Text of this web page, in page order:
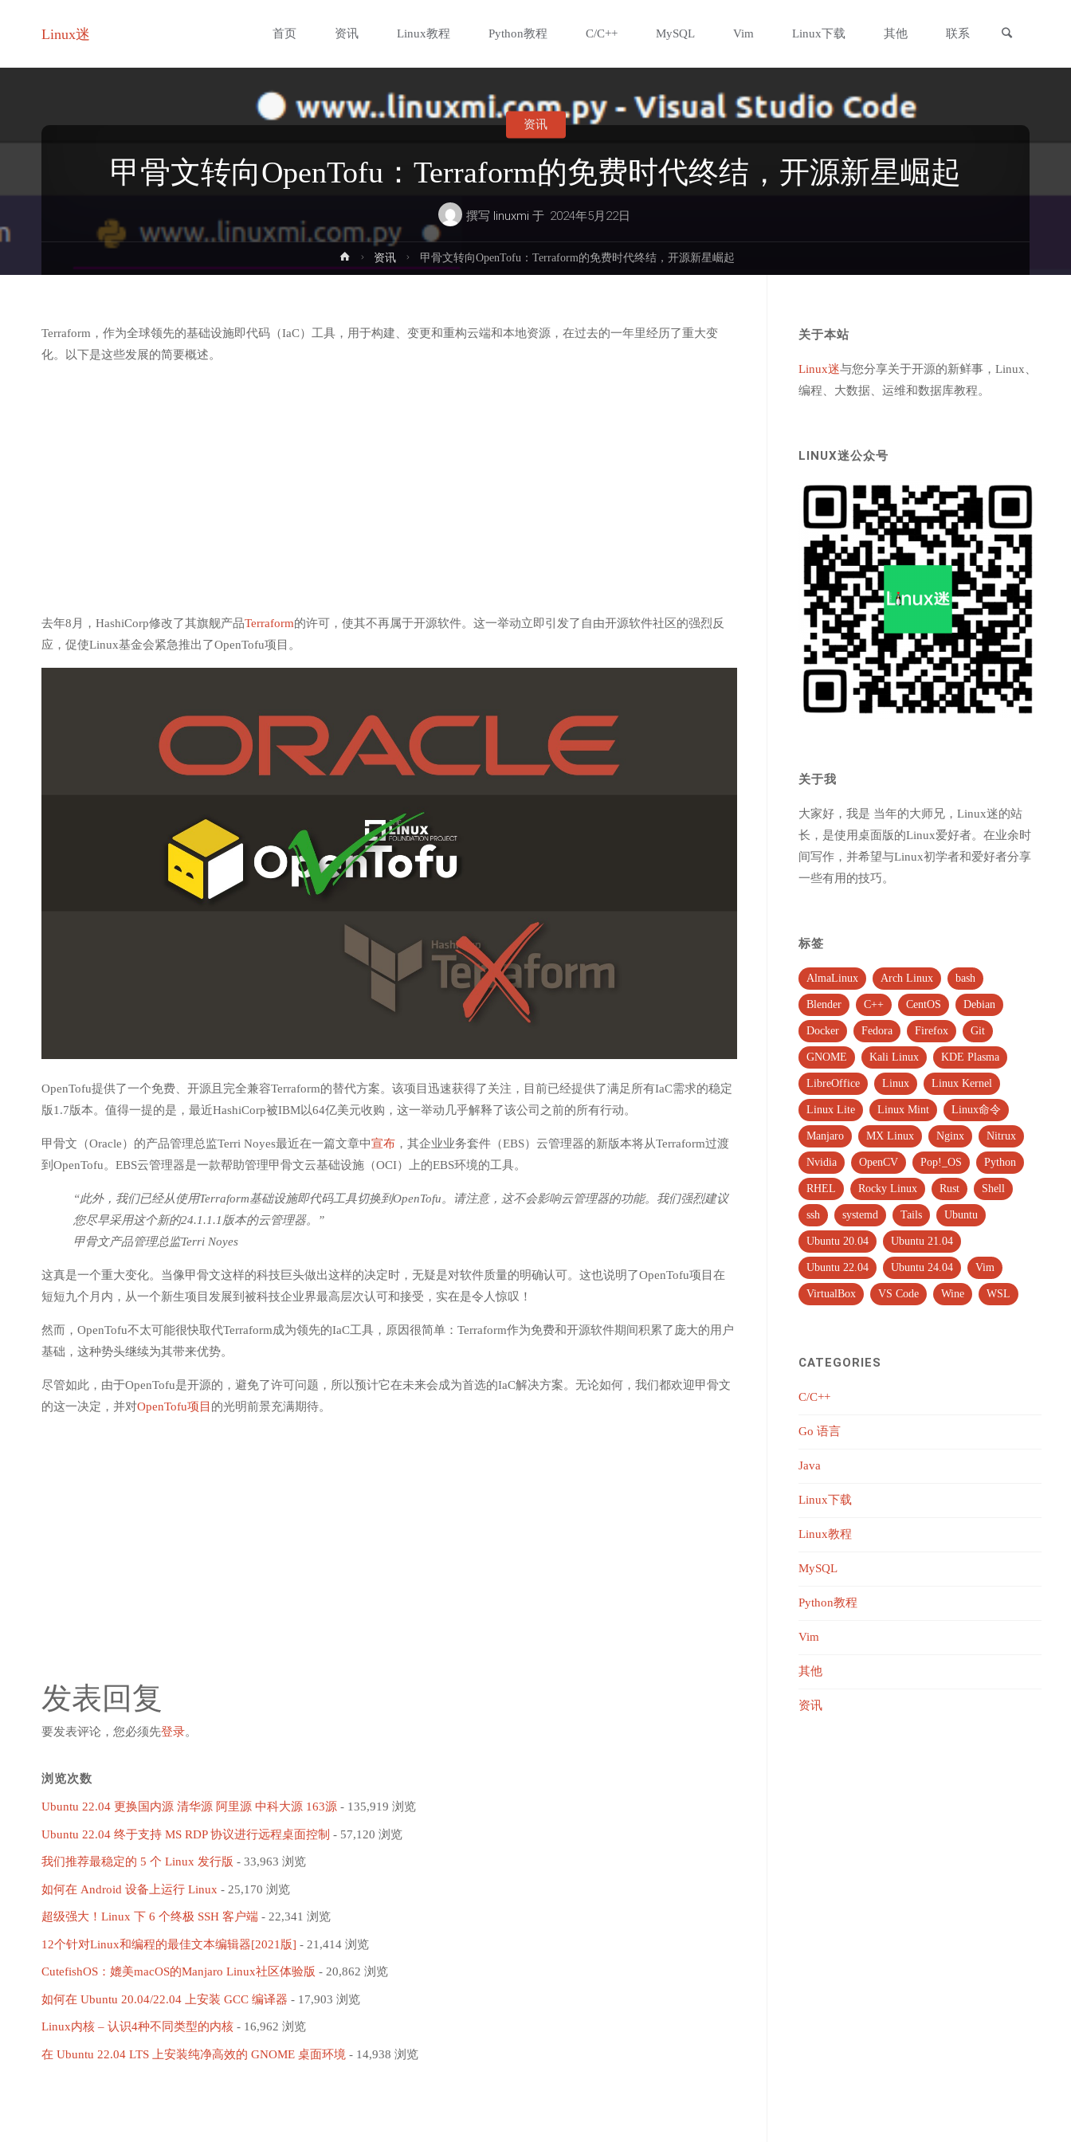
Linux迷
至
容
首页 资讯 Linux教程 Python教程 C/C++ MySQL Vim Linux下载 其他 联系
甲骨文转向OpenTofu：Terraform的免费时代终结，开源新星崛起
撰写 linuxmi 于 2024年5月22日
资讯
首
页
资讯 甲骨文转向OpenTofu：Terraform的免费时代终结，开源新星崛起
Terraform，作为全球领先的基础设施即代码（IaC）工具，用于构建、变更和重构云端和本地资源，在过去的一年里经历了重大变
化。以下是这些发展的简要概述。
去年8月，HashiCorp修改了其旗舰产品Terraform的许可，使其不再属于开源软件。这一举动立即引发了自由开源软件社区的强烈反
应，促使Linux基金会紧急推出了OpenTofu项目。
OpenTofu提供了一个免费、开源且完全兼容Terraform的替代方案。该项目迅速获得了关注，目前已经提供了满足所有IaC需求的稳定
版1.7版本。值得一提的是，最近HashiCorp被IBM以64亿美元收购，这一举动几乎解释了该公司之前的所有行动。
甲骨文（Oracle）的产品管理总监Terri Noyes最近在一篇文章中宣布 ，其企业业务套件（EBS）云管理器的新版本将从Terraform过渡
到OpenTofu。EBS云管理器是一款帮助管理甲骨文云基础设施（OCI）上的EBS环境的工具。
“此外，我们已经从使用Terraform基础设施即代码工具切换到OpenTofu。请注意，这不会影响云管理器的功能。我们强烈建议
您尽早采用这个新的24.1.1.1版本的云管理器。”
甲骨文产品管理总监Terri Noyes
这真是一个重大变化。当像甲骨文这样的科技巨头做出这样的决定时，无疑是对软件质量的明确认可。这也说明了OpenTofu项目在
短短九个月内，从一个新生项目发展到被科技企业界最高层次认可和接受，实在是令人惊叹！
然而，OpenTofu不太可能很快取代Terraform成为领先的IaC工具，原因很简单：Terraform作为免费和开源软件期间积累了庞大的用户
基础，这种势头继续为其带来优势。
尽管如此，由于OpenTofu是开源的，避免了许可问题，所以预计它在未来会成为首选的IaC解决方案。无论如何，我们都欢迎甲骨文
的这一决定，并对OpenTofu项目 的光明前景充满期待。
发表回复
要发表评论，您必须先登录。
浏览次数
Ubuntu 22.04 更换国内源 清华源 阿里源 中科大源 163源 - 135,919 浏览
Ubuntu 22.04 终于支持 MS RDP 协议进行远程桌面控制 - 57,120 浏览
我们推荐最稳定的 5 个 Linux 发行版 - 33,963 浏览
如何在 Android 设备上运行 Linux - 25,170 浏览
超级强大！Linux 下 6 个终极 SSH 客户端 - 22,341 浏览
12个针对Linux和编程的最佳文本编辑器[2021版] - 21,414 浏览
CutefishOS：媲美macOS的Manjaro Linux社区体验版 - 20,862 浏览
如何在 Ubuntu 20.04/22.04 上安装 GCC 编译器 - 17,903 浏览
Linux内核 – 认识4种不同类型的内核 - 16,962 浏览
在 Ubuntu 22.04 LTS 上安装纯净高效的 GNOME 桌面环境 - 14,938 浏览
关于本站
Linux迷与您分享关于开源的新鲜事，Linux、
编程、大数据、运维和数据库教程。
LINUX迷公众号
关于我
大家好，我是 当年的大师兄，Linux迷的站
长，是使用桌面版的Linux爱好者。在业余时
间写作，并希望与Linux初学者和爱好者分享
一些有用的技巧。
标签
AlmaLinux Arch Linux bash
Blender C++ CentOS Debian
Docker Fedora Firefox Git
GNOME Kali Linux KDE Plasma
LibreOffice Linux Linux Kernel
Linux Lite Linux Mint Linux命令
Manjaro MX Linux Nginx Nitrux
Nvidia OpenCV Pop!_OS Python
RHEL Rocky Linux Rust Shell
ssh systemd Tails Ubuntu
Ubuntu 20.04 Ubuntu 21.04
Ubuntu 22.04 Ubuntu 24.04 Vim
VirtualBox VS Code Wine WSL
CATEGORIES
C/C++
Go 语言
Java
Linux下载
Linux教程
MySQL
Python教程
Vim
其他
资讯